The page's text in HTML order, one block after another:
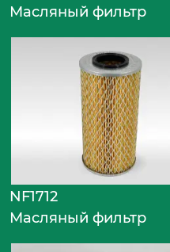
Масляный фильтр
NF1712
Масляный фильтр